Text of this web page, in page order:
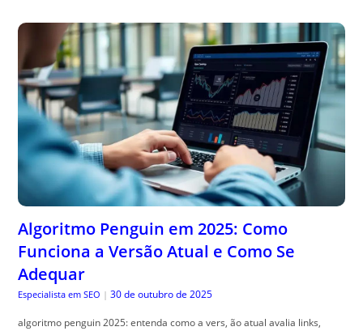
Algoritmo Penguin em 2025: Como
Funciona a Versão Atual e Como Se
Adequar
Especialista em SEO | 30 de outubro de 2025
algoritmo penguin 2025: entenda como a vers, ão atual avalia links,